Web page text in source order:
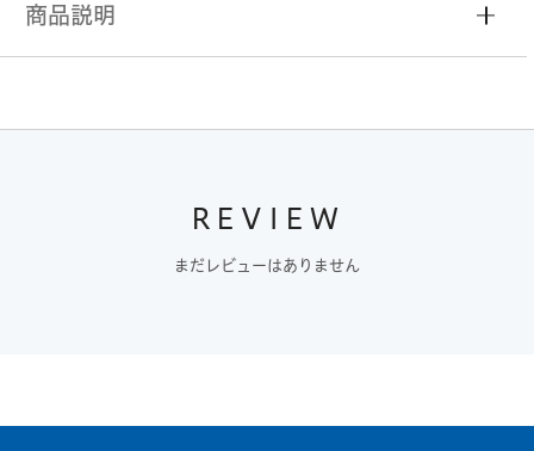
商品説明
REVIEW
まだレビューはありません